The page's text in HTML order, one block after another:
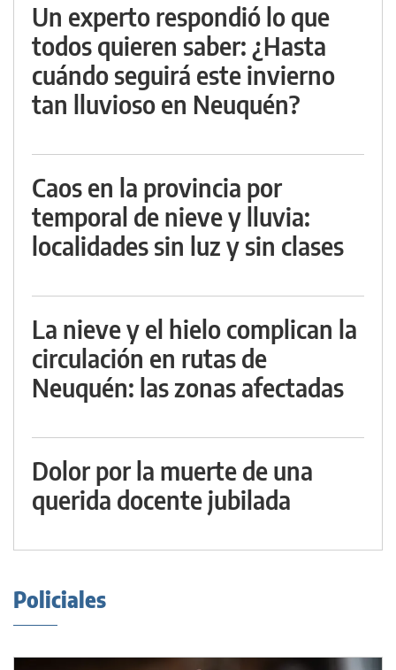
Un experto respondió lo que
todos quieren saber: ¿Hasta
cuándo seguirá este invierno
tan lluvioso en Neuquén?
Caos en la provincia por
temporal de nieve y lluvia:
localidades sin luz y sin clases
La nieve y el hielo complican la
circulación en rutas de
Neuquén: las zonas afectadas
Dolor por la muerte de una
querida docente jubilada
Policiales